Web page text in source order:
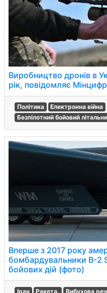
Виробництво дронів в
рік, повідомляє
Політика
Електронна війна
Безпілотний бойовий
Вперше з 2017 року
бомбардувальники B-2
бойових дій (фото)
Іран Ракета. Вибухова